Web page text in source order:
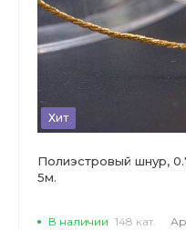
Хит
Полиэстровый шнур,
5м.
В наличии 148 кат.